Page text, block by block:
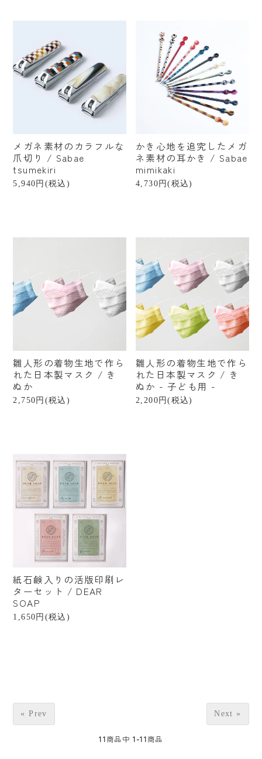
石川 富山
新潟
岐阜 滋賀 奈良
兵庫
香川
熊本 沖縄 台湾
¥3,000〜¥4,999
¥5,000〜¥9,999
¥20,000〜
メガネ素材のカラフルな
爪切り / Sabae
tsumekiri
5,940円(税込)
かき心地を追究したメガ
ネ素材の耳かき / Sabae
mimikaki
4,730円(税込)
雛人形の着物生地で作ら
れた日本製マスク / き
ぬか
2,750円(税込)
雛人形の着物生地で作ら
れた日本製マスク / き
ぬか - 子ども用 -
2,200円(税込)
紙石鹸入りの活版印刷レ
ターセット / DEAR
SOAP
1,650円(税込)
« Prev Next »
11商品中 1-11商品